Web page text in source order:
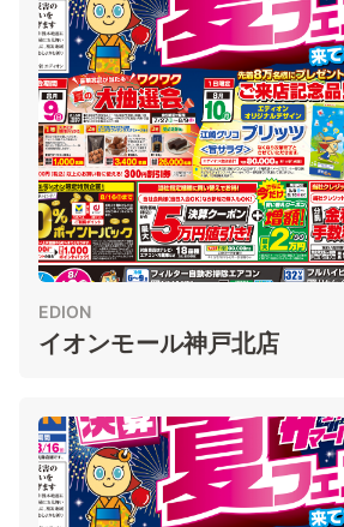
EDION
イオンモール神戸北店